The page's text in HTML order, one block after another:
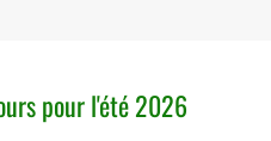
pour l'été 2026